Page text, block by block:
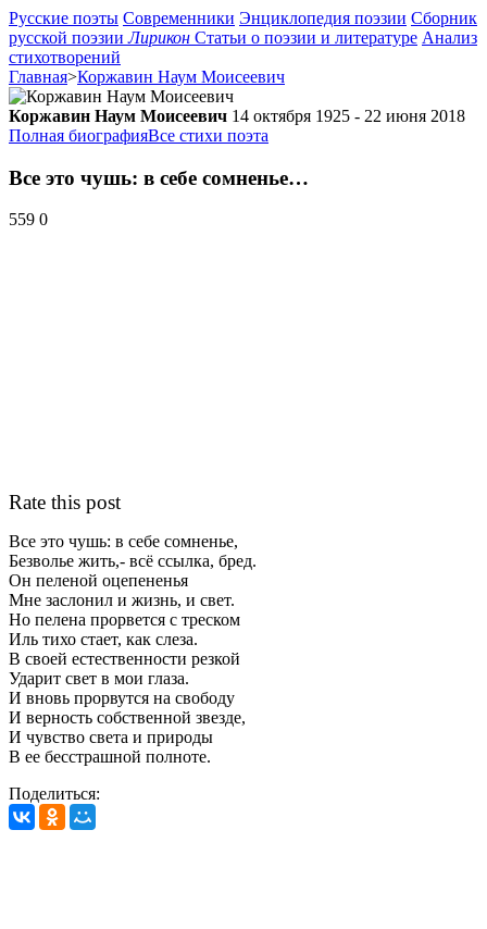
Русские поэты Современники Энциклопедия поэзии Сборник
русской поэзии Лирикон Статьи о поэзии и литературе Анализ
стихотворений
Главная>Коржавин Наум Моисеевич
Коржавин Наум Моисеевич 14 октября 1925 - 22 июня 2018
Полная биографияВсе стихи поэта
Все это чушь: в себе сомненье…
559 0
Rate this post
Все это чушь: в себе сомненье,
Безволье жить,- всё ссылка, бред.
Он пеленой оцепененья
Мне заслонил и жизнь, и свет.
Но пелена прорвется с треском
Иль тихо стает, как слеза.
В своей естественности резкой
Ударит свет в мои глаза.
И вновь прорвутся на свободу
И верность собственной звезде,
И чувство света и природы
В ее бесстрашной полноте.
Поделиться: